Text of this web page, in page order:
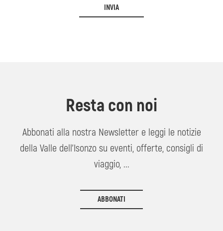
INVIA
Resta con noi
Abbonati alla nostra Newsletter e leggi le notizie
della Valle dell'Isonzo su eventi, offerte, consigli di
viaggio, ...
ABBONATI